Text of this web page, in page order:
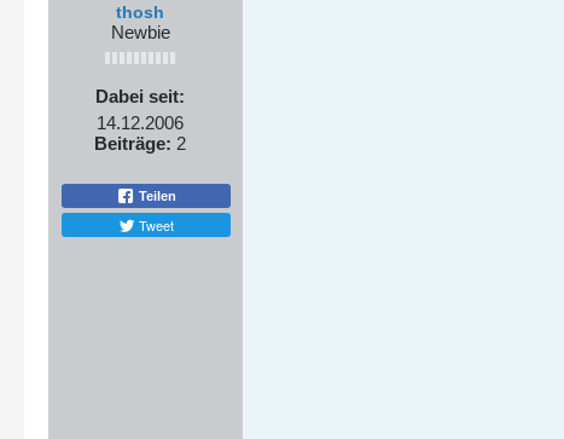
thosh
Newbie
Dabei seit:
14.12.2006
Beiträge: 2
Teilen
Tweet